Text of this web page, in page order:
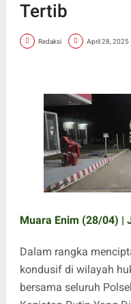
Tertib
Redaksi April 28, 2025
Muara Enim (28/04) |
Dalam rangka
kondusif di wilayah
bersama seluruh